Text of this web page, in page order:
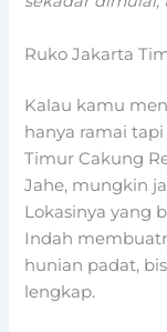
Ruko Jakarta
Kalau kamu
hanya ramai
Timur Cakung
Jahe, mungkin
Lokasinya yang
Indah
hunian padat,
lengkap.